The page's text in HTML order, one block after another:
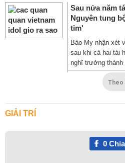
Sau nửa năm
Nguyên tung
tim'
Bảo My nhận xét
sau khi cả hai tái
nghĩ trưởng thành
Theo
GIẢI TRÍ
0